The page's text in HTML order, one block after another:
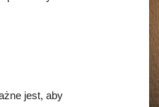
jest, aby